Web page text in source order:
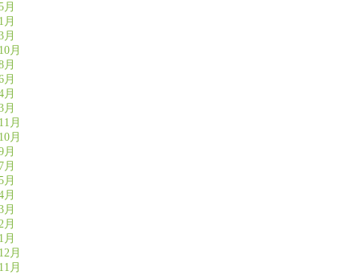
月
月
月
月
月
月
月
月
月
月
月
月
月
月
月
月
月
月
月